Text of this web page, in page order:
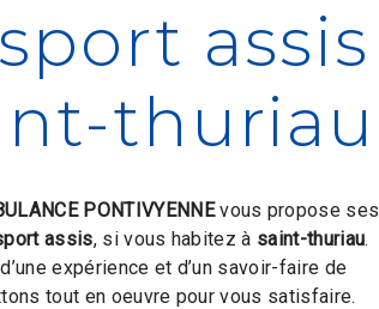
assis
thuriau
PONTIVYENNEvous propose ses
assis, si vous habitez à saint-thuriau.
expérience et d’un savoir-faire de
tout en oeuvre pour vous satisfaire.